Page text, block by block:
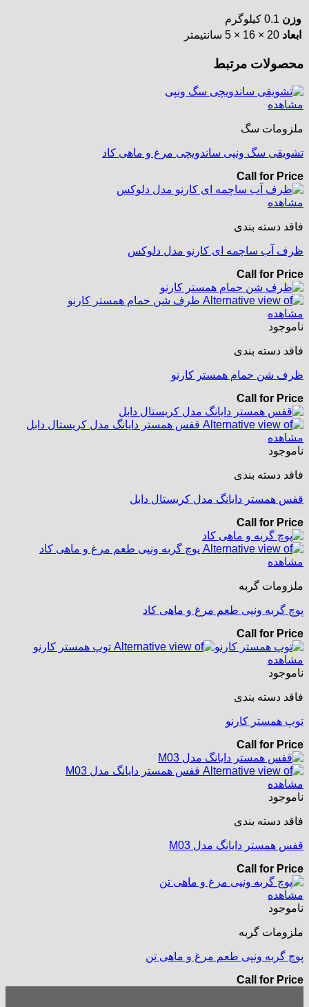
وزن 0.1 کیلوگرم
ابعاد 20 × 16 × 5 سانتیمتر
محصولات مرتبط
مشاهده
ملزومات سگ
تشویقی سگ ونپی ساندویچی مرغ و ماهی کاد
Call for Price
مشاهده
فاقد دسته بندی
ظرف آب ساچمه ای کارنو مدل دلوکس
Call for Price
مشاهده
ناموجود
فاقد دسته بندی
ظرف شن حمام همستر کارنو
Call for Price
مشاهده
ناموجود
فاقد دسته بندی
قفس همستر دایانگ مدل کریستال دابل
Call for Price
مشاهده
ملزومات گربه
پوچ گربه ونپی طعم مرغ و ماهی کاد
Call for Price
مشاهده
ناموجود
فاقد دسته بندی
توپ همستر کارنو
Call for Price
مشاهده
ناموجود
فاقد دسته بندی
قفس همستر دایانگ مدل M03
Call for Price
مشاهده
ناموجود
ملزومات گربه
پوچ گربه ونپی طعم مرغ و ماهی تن
Call for Price